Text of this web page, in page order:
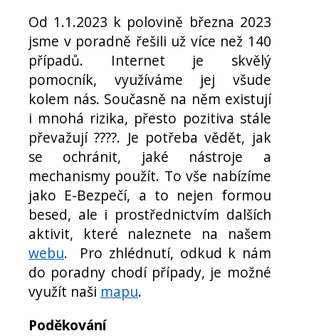
Od 1.1.2023 k polovině března 2023
jsme v poradně řešili už více než 140
případů. Internet je skvělý
pomocník, využíváme jej všude
kolem nás. Současně na něm existují
i mnohá rizika, přesto pozitiva stále
převažují ????. Je potřeba vědět, jak
se ochránit, jaké nástroje a
mechanismy použít. To vše nabízíme
jako E-Bezpečí, a to nejen formou
besed, ale i prostřednictvím dalších
aktivit, které naleznete na našem
webu. Pro zhlédnutí, odkud k nám
do poradny chodí případy, je možné
využít naši mapu.
Poděkování